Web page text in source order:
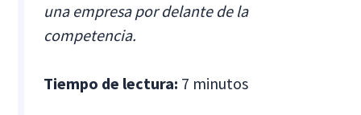
una empresa por delante de la
competencia.
Tiempo de lectura: 7 minutos